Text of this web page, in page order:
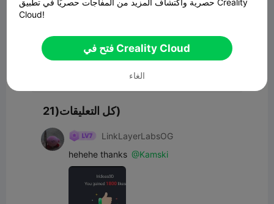
كل التعليقات(21)
LinkLayerLabsOG
hehehe thanks @Kamski
Cloud!
فتح في Creality Cloud
الغاء